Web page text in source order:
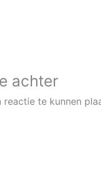
achter
reactie te kunnen